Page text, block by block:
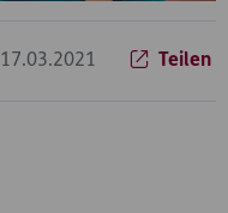
17.03.2021 Teilen